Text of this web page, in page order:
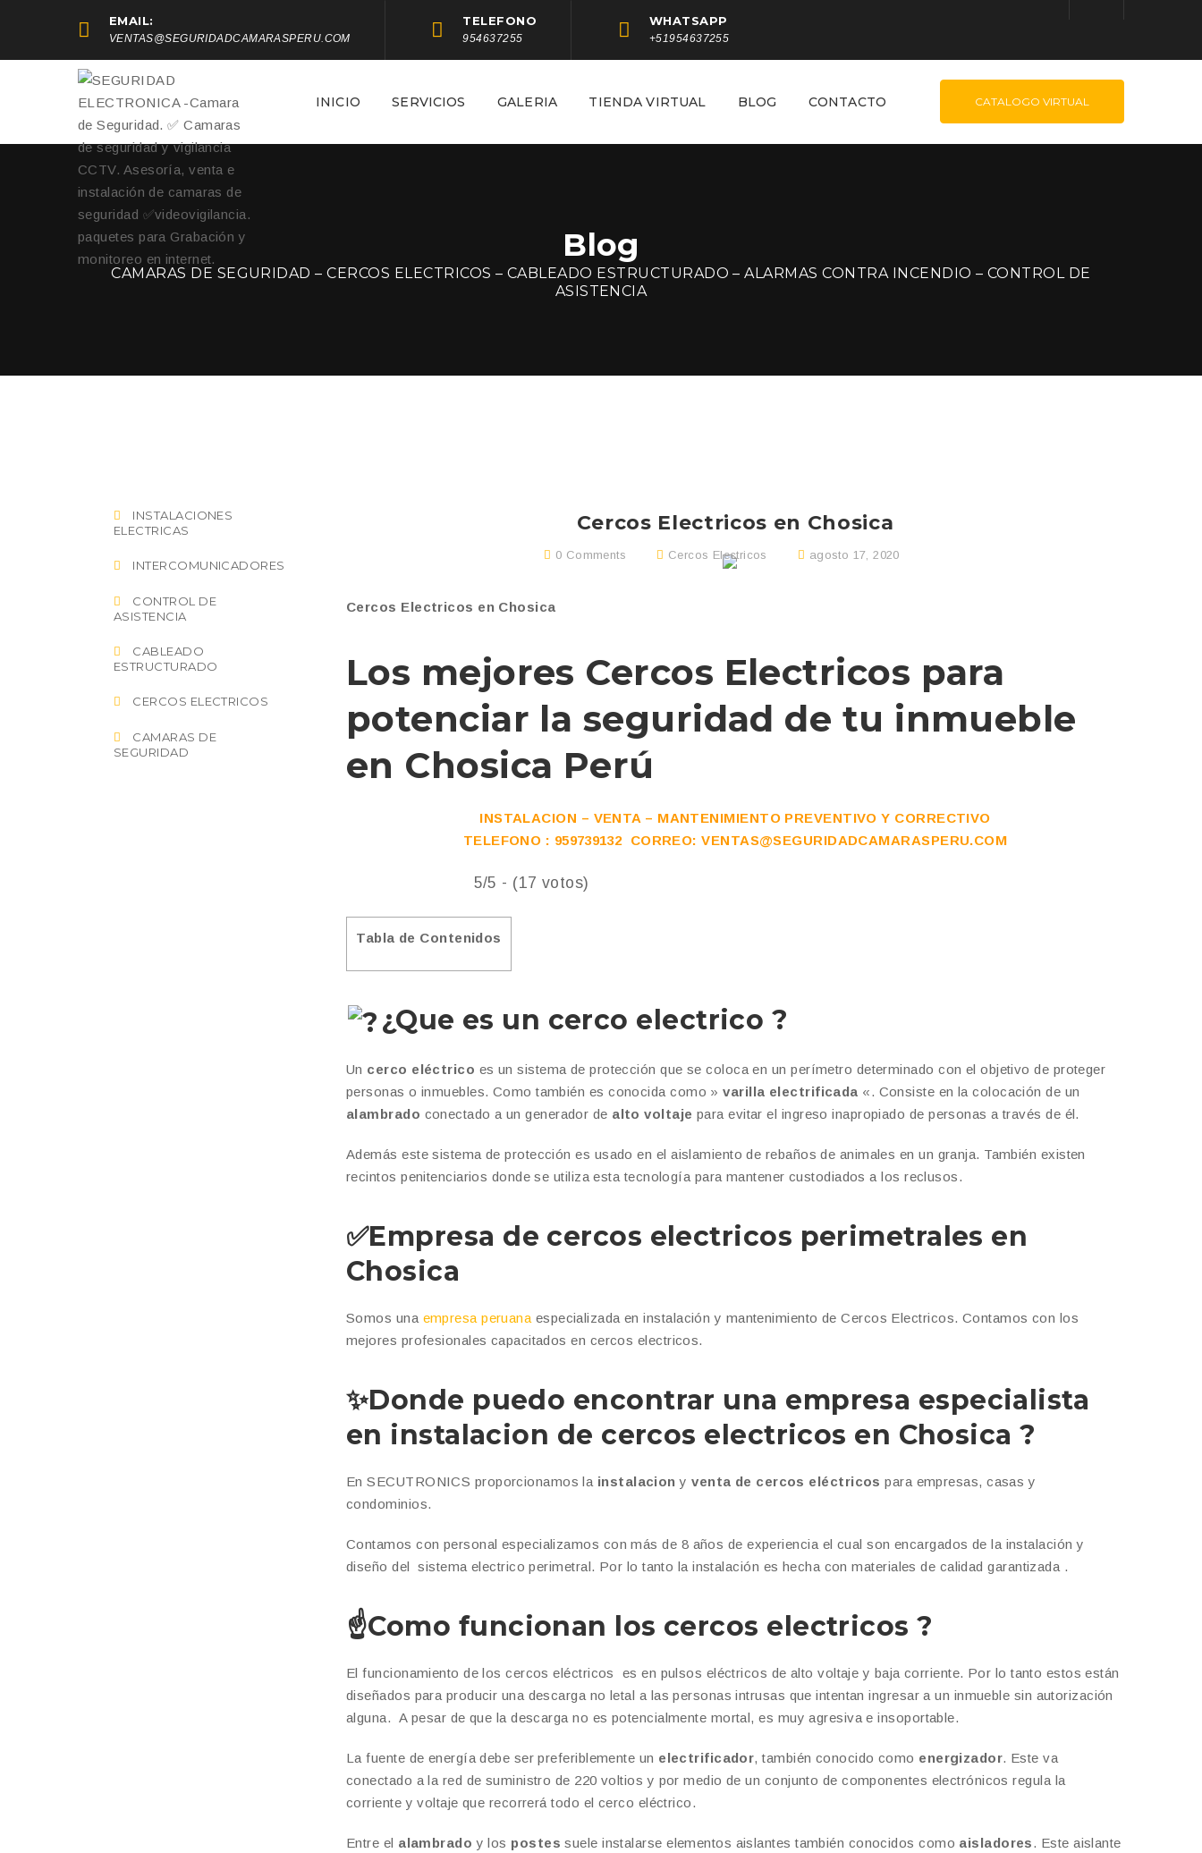
EMAIL:
VENTAS@SEGURIDADCAMARASPERU.COM
TELEFONO
954637255
WHATSAPP
+51954637255
INICIO SERVICIOS GALERIA TIENDA VIRTUAL BLOG CONTACTO CATALOGO VIRTUAL
Blog
CAMARAS DE SEGURIDAD – CERCOS ELECTRICOS – CABLEADO ESTRUCTURADO – ALARMAS CONTRA INCENDIO – CONTROL DE
ASISTENCIA
Cercos Electricos en Chosica
0 Comments Cercos Electricos agosto 17, 2020
Cercos Electricos en Chosica
Los mejores Cercos Electricos para
potenciar la seguridad de tu inmueble
en Chosica Perú
INSTALACION – VENTA – MANTENIMIENTO PREVENTIVO Y CORRECTIVO
TELEFONO : 959739132 CORREO: VENTAS@SEGURIDADCAMARASPERU.COM
5/5 - (17 votos)
Tabla de Contenidos
¿Que es un cerco electrico ?
Un cerco eléctrico es un sistema de protección que se coloca en un perímetro determinado con el objetivo de proteger
personas o inmuebles. Como también es conocida como »varilla electrificada «. Consiste en la colocación de un
alambrado conectado a un generador de alto voltaje para evitar el ingreso inapropiado de personas a través de él.
Además este sistema de protección es usado en el aislamiento de rebaños de animales en un granja. También existen
recintos penitenciarios donde se utiliza esta tecnología para mantener custodiados a los reclusos.
✅Empresa de cercos electricos perimetrales en
Chosica
Somos una empresa peruana especializada en instalación y mantenimiento de Cercos Electricos. Contamos con los
mejores profesionales capacitados en cercos electricos.
✨Donde puedo encontrar una empresa especialista
en instalacion de cercos electricos en Chosica ?
En SECUTRONICS proporcionamos la instalacion y venta de cercos eléctricos para empresas, casas y
condominios.
Contamos con personal especializamos con más de 8 años de experiencia el cual son encargados de la instalación y
diseño del sistema electrico perimetral. Por lo tanto la instalación es hecha con materiales de calidad garantizada .
☝️Como funcionan los cercos electricos ?
El funcionamiento de los cercos eléctricos es en pulsos eléctricos de alto voltaje y baja corriente. Por lo tanto estos están
diseñados para producir una descarga no letal a las personas intrusas que intentan ingresar a un inmueble sin autorización
alguna. A pesar de que la descarga no es potencialmente mortal, es muy agresiva e insoportable.
La fuente de energía debe ser preferiblemente un electrificador, también conocido como energizador. Este va
conectado a la red de suministro de 220 voltios y por medio de un conjunto de componentes electrónicos regula la
corriente y voltaje que recorrerá todo el cerco eléctrico.
Entre el alambrado y los postes suele instalarse elementos aislantes también conocidos como aisladores. Este aislante
INSTALACIONES
ELECTRICAS
INTERCOMUNICADORES
CONTROL DE
ASISTENCIA
CABLEADO
ESTRUCTURADO
CERCOS ELECTRICOS
CAMARAS DE
SEGURIDAD